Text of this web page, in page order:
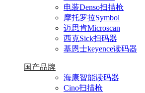
电装Denso扫描枪
摩托罗拉Symbol
迈思肯Microscan
西克Sick扫码器
基恩士keyence读码器
国产品牌
海康智能读码器
Cino扫描枪